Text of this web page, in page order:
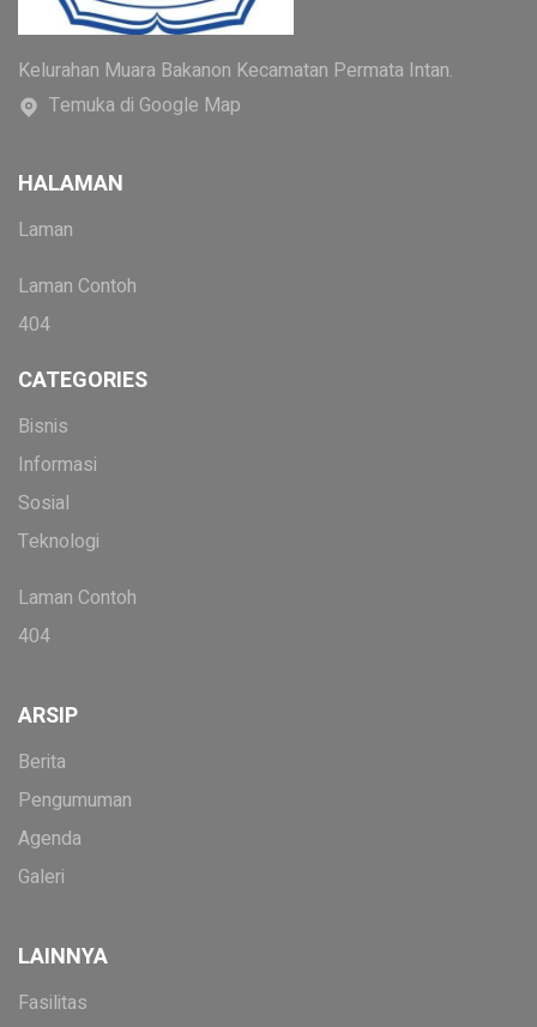
Kelurahan Muara Bakanon Kecamatan Permata Intan.
Temuka di Google Map
HALAMAN
Laman
Laman Contoh
404
CATEGORIES
Bisnis
Informasi
Sosial
Teknologi
Laman Contoh
404
ARSIP
Berita
Pengumuman
Agenda
Galeri
LAINNYA
Fasilitas